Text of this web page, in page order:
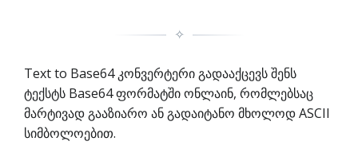
✧
Text to Base64 კონვერტერი გადააქცევს შენს
ტექსტს Base64 ფორმატში ონლაინ, რომლებსაც
მარტივად გააზიარო ან გადაიტანო მხოლოდ ASCII
სიმბოლოებით.